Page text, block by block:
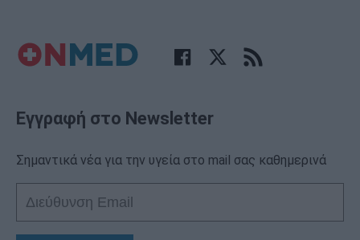
Εγγραφή στο Newsletter
Σημαντικά νέα για την υγεία στο mail σας καθημερινά